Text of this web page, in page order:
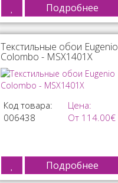
Подробнее
Текстильные обои Eugenio
Colombo - MSX1401X
Код товара:
006438
Цена:
От 114.00€
Подробнее